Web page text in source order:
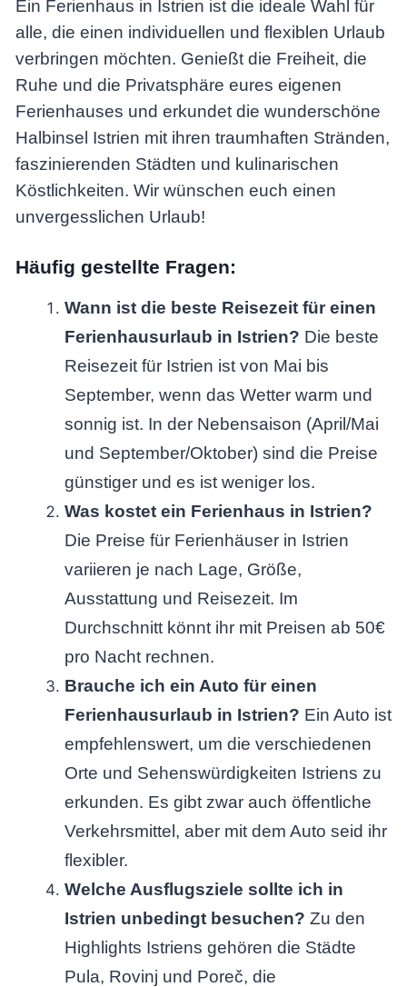
Ein Ferienhaus in Istrien ist die ideale Wahl für
alle, die einen individuellen und flexiblen Urlaub
verbringen möchten. Genießt die Freiheit, die
Ruhe und die Privatsphäre eures eigenen
Ferienhauses und erkundet die wunderschöne
Halbinsel Istrien mit ihren traumhaften Stränden,
faszinierenden Städten und kulinarischen
Köstlichkeiten. Wir wünschen euch einen
unvergesslichen Urlaub!
Häufig gestellte Fragen:
Wann ist die beste Reisezeit für einen
Ferienhausurlaub in Istrien? Die beste
Reisezeit für Istrien ist von Mai bis
September, wenn das Wetter warm und
sonnig ist. In der Nebensaison (April/Mai
und September/Oktober) sind die Preise
günstiger und es ist weniger los.
Was kostet ein Ferienhaus in Istrien?
Die Preise für Ferienhäuser in Istrien
variieren je nach Lage, Größe,
Ausstattung und Reisezeit. Im
Durchschnitt könnt ihr mit Preisen ab 50€
pro Nacht rechnen.
Brauche ich ein Auto für einen
Ferienhausurlaub in Istrien? Ein Auto ist
empfehlenswert, um die verschiedenen
Orte und Sehenswürdigkeiten Istriens zu
erkunden. Es gibt zwar auch öffentliche
Verkehrsmittel, aber mit dem Auto seid ihr
flexibler.
Welche Ausflugsziele sollte ich in
Istrien unbedingt besuchen? Zu den
Highlights Istriens gehören die Städte
Pula, Rovinj und Poreč, die